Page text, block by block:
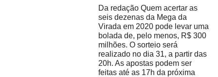
Da redação Quem acertar as
seis dezenas da Mega da
Virada em 2020 pode levar uma
bolada de, pelo menos, R$ 300
milhões. O sorteio será
realizado no dia 31, a partir das
20h. As apostas podem ser
feitas até as 17h da próxima